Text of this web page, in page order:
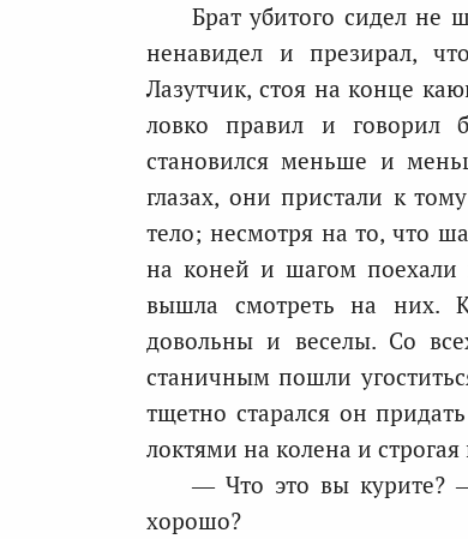
Брат убитого сидел не
ненавидел и презирал,
Лазутчик, стоя на конце
ловко правил и говорил
становился меньше и
глазах, они пристали к
тело; несмотря на то, что
на коней и шагом поехали
вышла смотреть на них.
довольны и веселы. Со
станичным пошли
тщетно старался он
локтями на колена и строгая
— Что это вы курите?
хорошо?